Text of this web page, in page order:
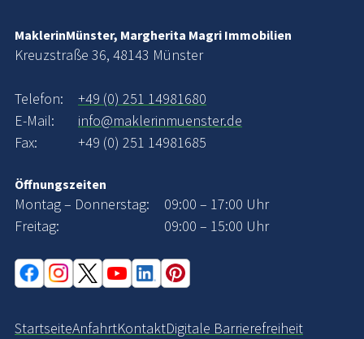
MaklerinMünster, Margherita Magri Immobilien
Kreuzstraße 36, 48143 Münster
Telefon:
+49 (0) 251 14981680
E-Mail:
info@maklerinmuenster.de
Fax:
+49 (0) 251 14981685
Öffnungszeiten
Montag – Donnerstag:
09:00 – 17:00 Uhr
Freitag:
09:00 – 15:00 Uhr
StartseiteAnfahrtKontaktDigitale Barrierefreiheit